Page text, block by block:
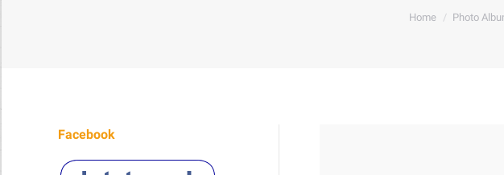
You are here:
Home Photo
Facebook